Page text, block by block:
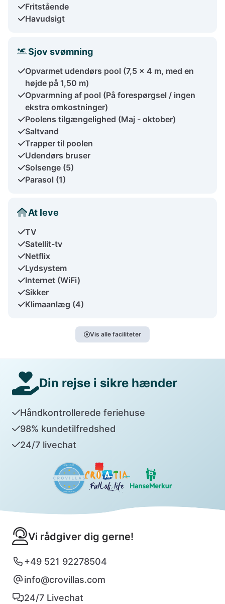
Fritstående
Havudsigt
Sjov svømning
Opvarmet udendørs pool (7,5 x 4 m, med en
højde på 1,50 m)
Opvarmning af pool (På forespørgsel / ingen
ekstra omkostninger)
Poolens tilgængelighed (Maj - oktober)
Saltvand
Trapper til poolen
Udendørs bruser
Solsenge (5)
Parasol (1)
At leve
TV
Satellit-tv
Netflix
Lydsystem
Internet (WiFi)
Sikker
Klimaanlæg (4)
Vis alle faciliteter
Din rejse i sikre hænder
Håndkontrollerede feriehuse
98% kundetilfredshed
24/7 livechat
Vi rådgiver dig gerne!
+49 521 92278504
info@crovillas.com
24/7 Livechat